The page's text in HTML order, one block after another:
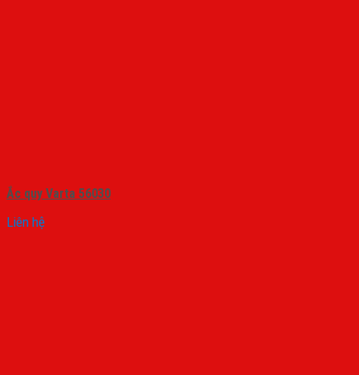
Ắc quy Varta 56030
Liên hệ